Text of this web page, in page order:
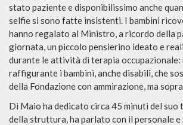
stato paziente e disponibilissimo anche
selfie si sono fatte insistenti. I bambini
hanno regalato al Ministro, a ricordo della
giornata, un piccolo pensierino ideato e
durante le attività di terapia occupazionale:
raffigurante i bambini, anche disabili, che
della Fondazione con ammirazione, ma
Di Maio ha dedicato circa 45 minuti del suo
della struttura, ha parlato con il personale